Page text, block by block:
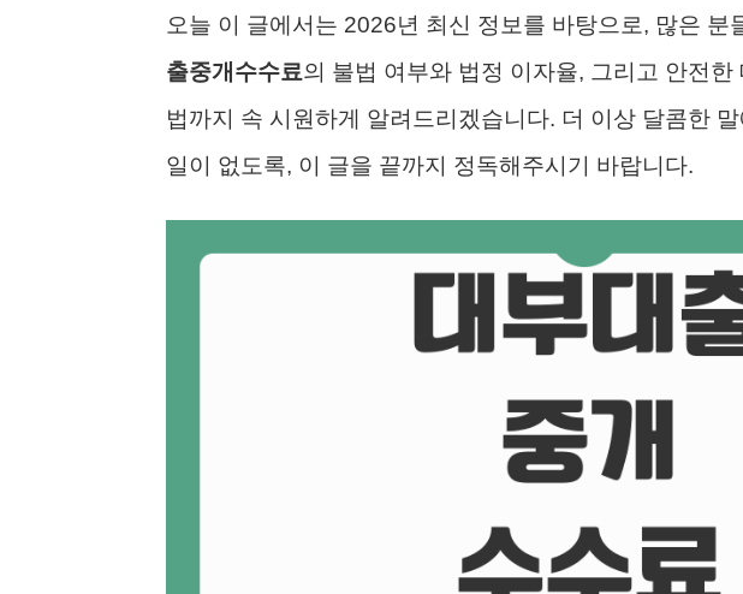
오늘 이 글에서는 2026년 최신 정보를 바탕으로, 많은 분
출중개수수료의 불법 여부와 법정 이자율, 그리고 안전한
법까지 속 시원하게 알려드리겠습니다. 더 이상 달콤한
일이 없도록, 이 글을 끝까지 정독해주시기 바랍니다.